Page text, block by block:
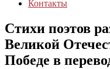
Контакты
Стихи поэтов
Великой
Победе в